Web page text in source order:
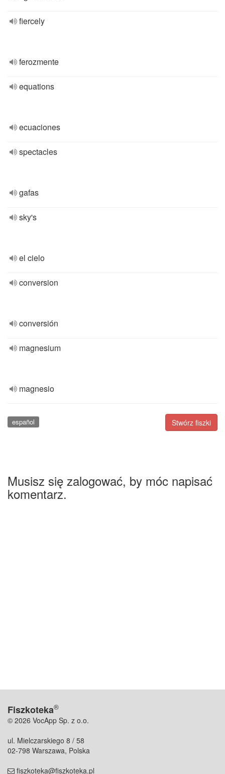
fiercely
ferozmente
equations
ecuaciones
spectacles
gafas
sky's
el cielo
conversion
conversión
magnesium
magnesio
Stwórz fiszki
español
Musisz się zalogować, by móc napisać
komentarz.
Fiszkoteka®
© 2026 VocApp Sp. z o.o.
ul. Mielczarskiego 8 / 58
02-798 Warszawa, Polska
fiszkoteka@fiszkoteka.pl